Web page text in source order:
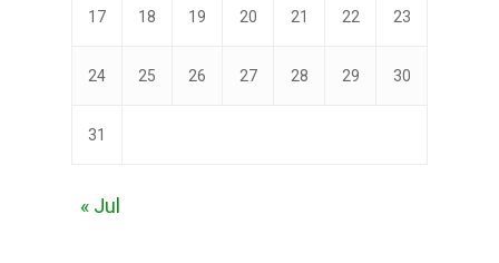
17 18 19 20 21 22 23
24 25 26 27 28 29 30
31
« Jul